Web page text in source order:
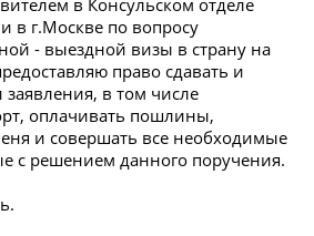
в Консульском отделе
в г.Москве по вопросу
- выездной визы в страну на
право сдавать и
заявления, в том числе
оплачивать пошлины,
и совершать все необходимые
с решением данного поручения.